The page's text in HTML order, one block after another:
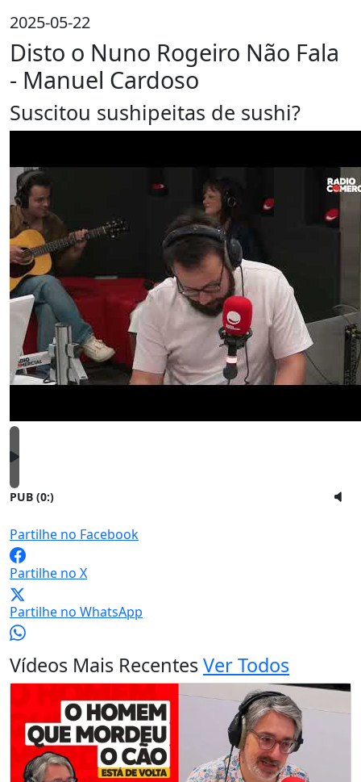
2025-05-22
Disto o Nuno Rogeiro Não Fala
- Manuel Cardoso
Suscitou sushipeitas de sushi?
PUB (0:)
Partilhe no Facebook
Partilhe no X
Partilhe no WhatsApp
Vídeos Mais RecentesVer Todos